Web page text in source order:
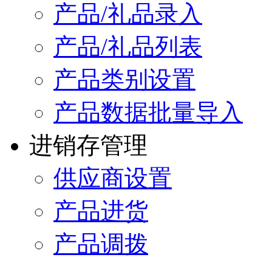
产品/礼品录入
产品/礼品列表
产品类别设置
产品数据批量导入
进销存管理
供应商设置
产品进货
产品调拨